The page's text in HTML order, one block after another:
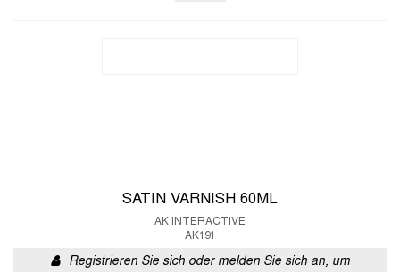
SATIN VARNISH 60ML
AK INTERACTIVE
AK191
Registrieren Sie sich oder melden Sie sich an, um